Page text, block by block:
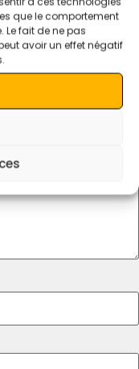
que le comportement
Le fait de ne pas
avoir un effet négatif
Les champs